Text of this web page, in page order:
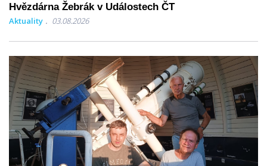
Hvězdárna Žebrák v Událostech ČT
Aktuality 03.08.2026